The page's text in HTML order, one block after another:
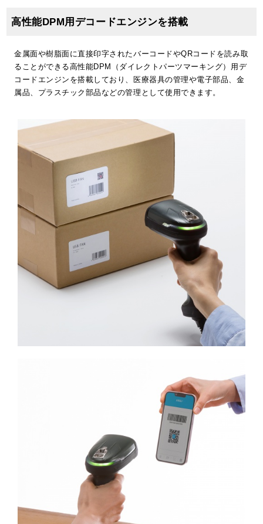
高性能DPM用デコードエンジンを搭載
金属面や樹脂面に直接印字されたバーコードやQRコードを読み取
ることができる高性能DPM（ダイレクトパーツマーキング）用デ
コードエンジンを搭載しており、医療器具の管理や電子部品、金
属品、プラスチック部品などの管理として使用できます。